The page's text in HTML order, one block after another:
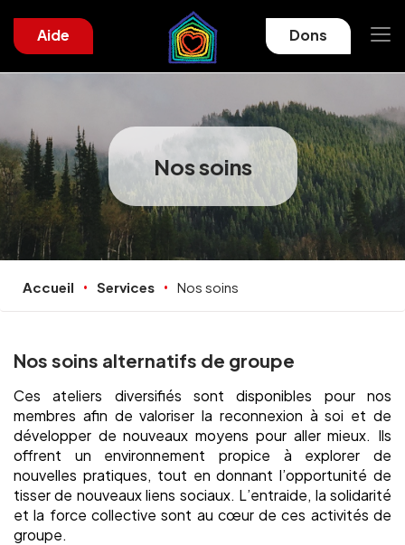
Aide Dons
Nos soins
Accueil Services Nos soins
Nos soins alternatifs de groupe
Ces ateliers diversifiés sont disponibles pour nos
membres afin de valoriser la reconnexion à soi et de
développer de nouveaux moyens pour aller mieux. Ils
offrent un environnement propice à explorer de
nouvelles pratiques, tout en donnant l’opportunité de
tisser de nouveaux liens sociaux. L’entraide, la solidarité
et la force collective sont au cœur de ces activités de
groupe.